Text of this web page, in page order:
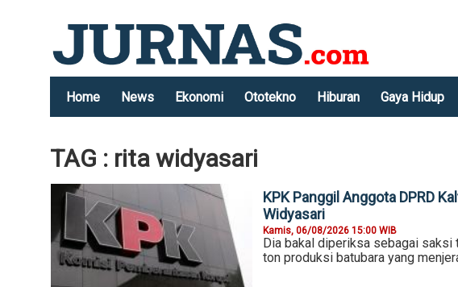
Home News Ekonomi Ototekno Hiburan Gaya Hidup
TAG : rita widyasari
KPK Panggil Anggota DPRD
Widyasari
Kamis, 06/08/2026 15:00 WIB
Dia bakal diperiksa sebagai
ton produksi batubara yang